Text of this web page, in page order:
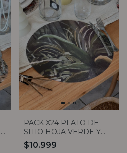
PACK X24 PLATO DE
SITIO HOJA VERDE Y
BLANCO
$10.999